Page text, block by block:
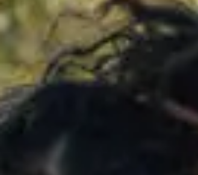
Destination
vélo